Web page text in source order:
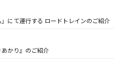
にて運行する ロードトレインのご紹介
かり』のご紹介